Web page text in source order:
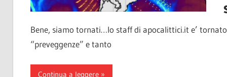
Bene, siamo tornati…lo staff di apocalittici.it e’
“preveggenze” e tanto
Continua a leggere